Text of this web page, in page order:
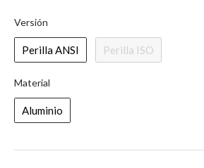
Versión
Perilla ANSI Perilla ISO
Material
Aluminio